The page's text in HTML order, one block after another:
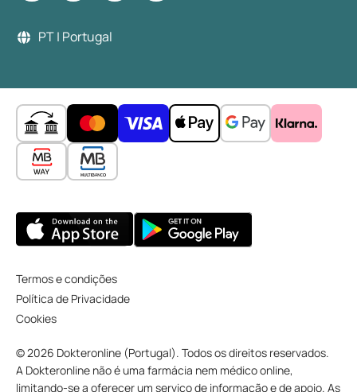
PT | Portugal
Termos e condições
Política de Privacidade
Cookies
© 2026 Dokteronline (Portugal). Todos os direitos reservados.
A Dokteronline não é uma farmácia nem médico online,
limitando-se a oferecer um serviço de informação e de apoio. As